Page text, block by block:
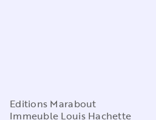
Editions Marabout
Immeuble Louis Hachette